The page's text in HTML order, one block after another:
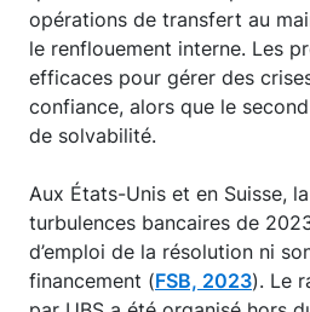
opérations de transfert au
le renflouement interne. Les
efficaces pour gérer des
confiance, alors que le
de solvabilité.
Aux États-Unis et en Suisse,
turbulences bancaires de
d’emploi de la résolution ni
financement (FSB, 2023). Le